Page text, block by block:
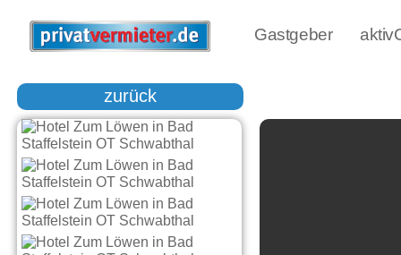
Gastgeber
zurück